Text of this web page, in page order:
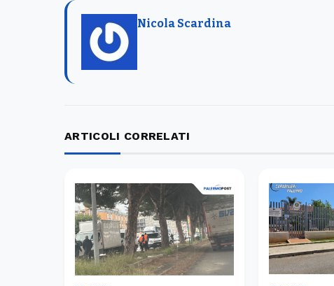
Nicola Scardina
ARTICOLI CORRELATI